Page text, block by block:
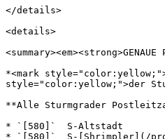
</details>
<details>
*<mark
style="color:yellow;">der
**Alle Sturmgrader
* `[580]`  S-Altstadt
* `[580]`  S-[Shrimpler](/